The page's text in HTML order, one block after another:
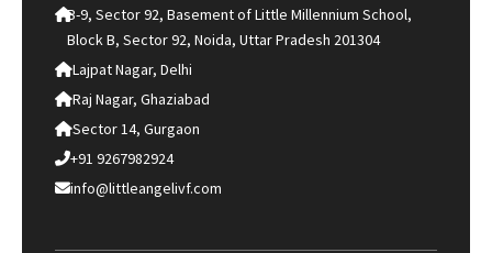
B-9, Sector 92, Basement of Little Millennium School,
Block B, Sector 92, Noida, Uttar Pradesh 201304
Lajpat Nagar, Delhi
Raj Nagar, Ghaziabad
Sector 14, Gurgaon
+91 9267982924
info@littleangelivf.com